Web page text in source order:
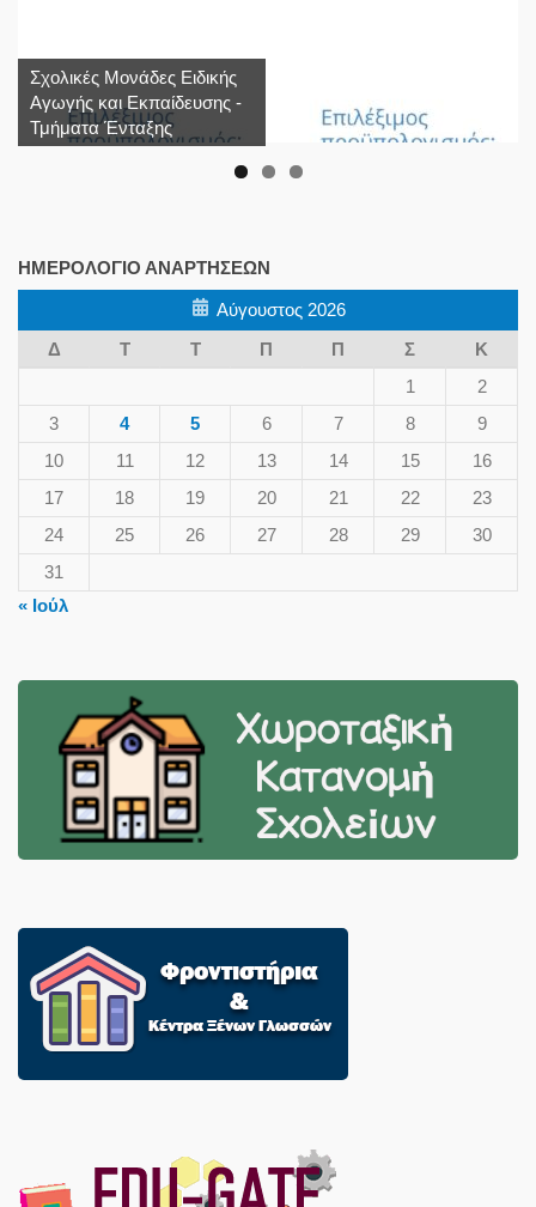
Σχολικές Μονάδες Ειδικής
Αγωγής και Εκπαίδευσης -
Τμήματα Ένταξης
ΗΜΕΡΟΛΌΓΙΟ ΑΝΑΡΤΉΣΕΩΝ
Αύγουστος 2026
Δ
Τ Τ Π Π Σ
Κ
1
2
3
4 5 6 7 8
9
10
11 12 13 14 15
16
17
18 19 20 21 22
23
24
25 26 27 28 29
30
31
« Ιούλ